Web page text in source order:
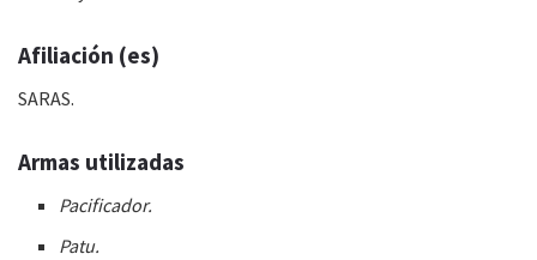
Afiliación (es)
SARAS.
Armas utilizadas
Pacificador.
Patu.